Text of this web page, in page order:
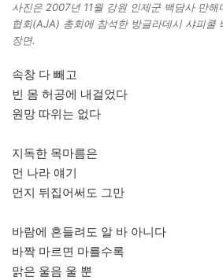
사진은 2007년 11월 강원 인제군 백담사 만
협회(AJA) 총회에 참석한 방글라데시 샤피쿨
장면.
속창 다 빼고
빈 몸 허공에 내걸었다
원망 따위는 없다
지독한 목마름은
먼 나라 얘기
먼지 뒤집어써도 그만
바람에 흔들려도 알 바 아니다
바짝 마르면 마를수록
맑은 울음 울 뿐